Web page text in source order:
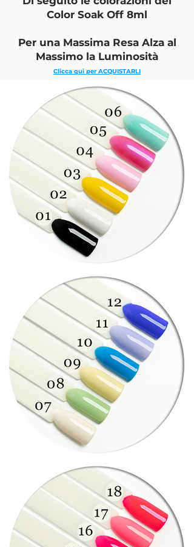
Color Soak Off 8ml
Per una Massima Resa Alza al
Massimo la Luminosità
Clicca qui per ACQUISTARLI